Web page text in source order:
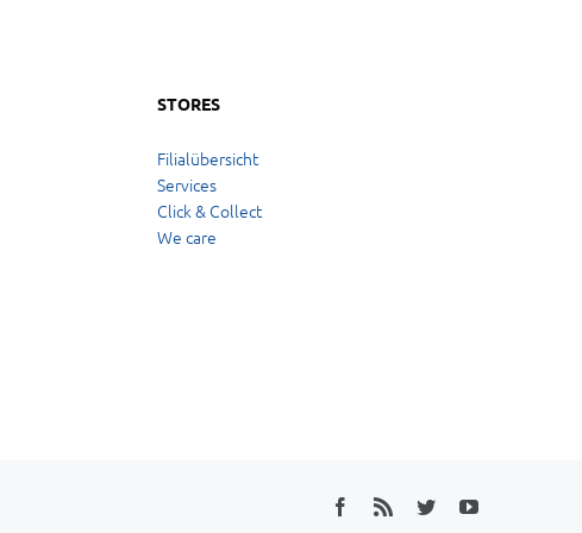
STORES
Filialübersicht
Services
Click & Collect
We care
Facebook
Rss TwitterYouTube